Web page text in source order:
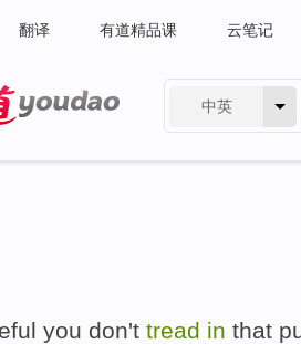
翻译 有道精品课 云笔记
中英
you don't tread in that